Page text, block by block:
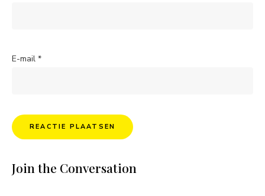
E-mail *
Join the Conversation